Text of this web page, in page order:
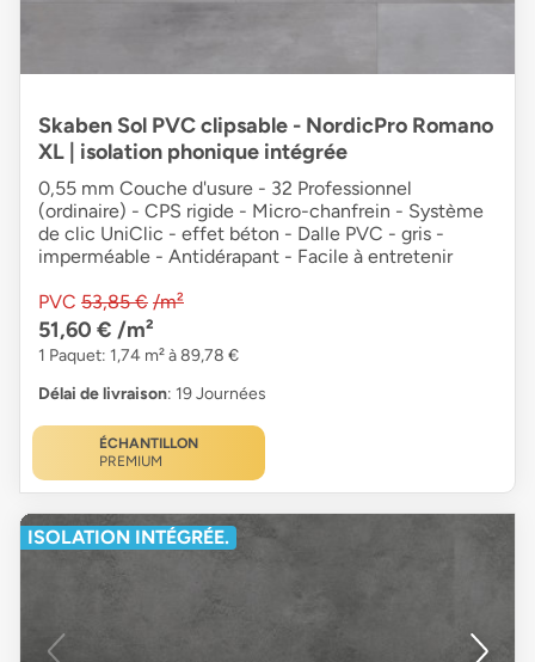
Skaben Sol PVC clipsable - NordicPro Romano
XL | isolation phonique intégrée
0,55 mm Couche d'usure - 32 Professionnel
(ordinaire) - CPS rigide - Micro-chanfrein - Système
de clic UniClic - effet béton - Dalle PVC - gris -
imperméable - Antidérapant - Facile à entretenir
PVC 53,85 € /m²
51,60 € /m²
1 Paquet: 1,74 m² à 89,78 €
Délai de livraison: 19 Journées
ÉCHANTILLON
PREMIUM
ISOLATION INTÉGRÉE.